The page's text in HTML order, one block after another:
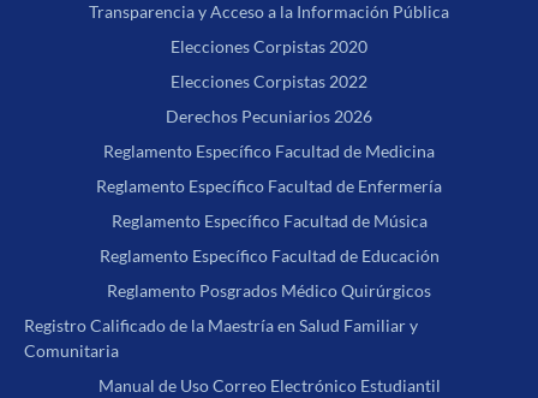
Transparencia y Acceso a la Información Pública
Elecciones Corpistas 2020
Elecciones Corpistas 2022
Derechos Pecuniarios 2026
Reglamento Específico Facultad de Medicina
Reglamento Específico Facultad de Enfermería
Reglamento Específico Facultad de Música
Reglamento Específico Facultad de Educación
Reglamento Posgrados Médico Quirúrgicos
Registro Calificado de la Maestría en Salud Familiar y
Comunitaria
Manual de Uso Correo Electrónico Estudiantil